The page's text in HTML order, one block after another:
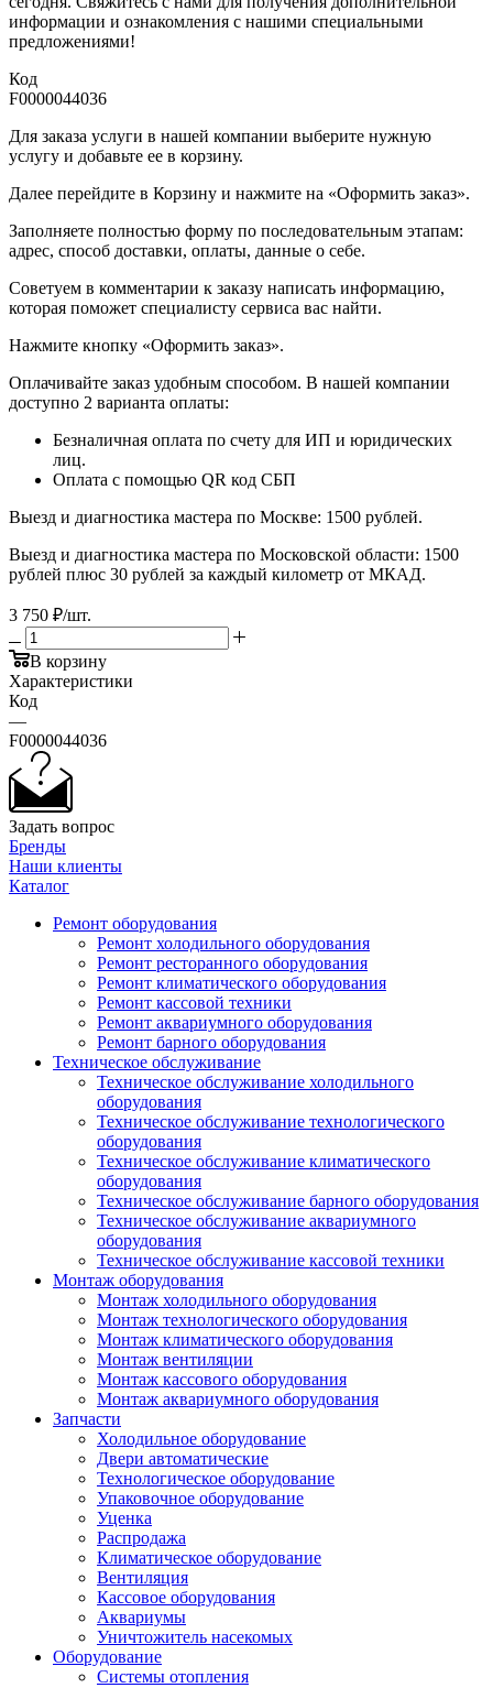
информации и ознакомления с нашими специальными
предложениями!
Код
F0000044036
Для заказа услуги в нашей компании выберите нужную
услугу и добавьте ее в корзину.
Далее перейдите в Корзину и нажмите на «Оформить заказ».
​​​​​​​Заполняете полностью форму по последовательным этапам:
адрес, способ доставки, оплаты, данные о себе.
​​​​​​​Советуем в комментарии к заказу написать информацию,
которая поможет специалисту сервиса вас найти.
​​​​​​​Нажмите кнопку «Оформить заказ».
Оплачивайте заказ удобным способом. В нашей компании
доступно 2 варианта оплаты:
Безналичная оплата по счету для ИП и юридических
лиц.
Оплата с помощью QR код СБП
Выезд и диагностика мастера по Москве: 1500 рублей.
Выезд и диагностика мастера по Московской области: 1500
рублей плюс 30 рублей за каждый километр от МКАД.
3 750 ₽/шт.
В корзину
Характеристики
Код
—
F0000044036
Задать вопрос
Бренды
Наши клиенты
Каталог
Ремонт оборудования
Ремонт холодильного оборудования
Ремонт ресторанного оборудования
Ремонт климатического оборудования
Ремонт кассовой техники
Ремонт аквариумного оборудования
Ремонт барного оборудования
Техническое обслуживание
Техническое обслуживание холодильного
оборудования
Техническое обслуживание технологического
оборудования
Техническое обслуживание климатического
оборудования
Техническое обслуживание барного оборудования
Техническое обслуживание аквариумного
оборудования
Техническое обслуживание кассовой техники
Монтаж оборудования
Монтаж холодильного оборудования
Монтаж технологического оборудования
Монтаж климатического оборудования
Монтаж вентиляции
Монтаж кассового оборудования
Монтаж аквариумного оборудования
Запчасти
Холодильное оборудование
Двери автоматические
Технологическое оборудование
Упаковочное оборудование
Уценка
Распродажа
Климатическое оборудование
Вентиляция
Кассовое оборудования
Аквариумы
Уничтожитель насекомых
Оборудование
Системы отопления